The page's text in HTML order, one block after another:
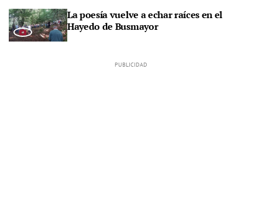
La poesía vuelve a echar raíces en el
Hayedo de Busmayor